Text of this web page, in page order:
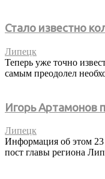
Стало известно
Липецк
Теперь уже точно
самым преодолел
Игорь Артамонов
Липецк
Информация об этом
пост главы региона